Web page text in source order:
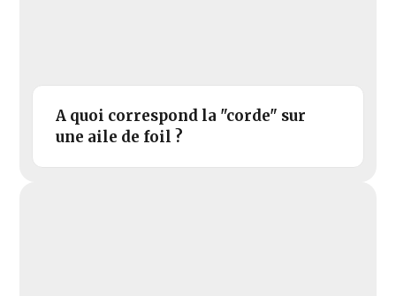
A quoi correspond la "corde" sur
une aile de foil ?